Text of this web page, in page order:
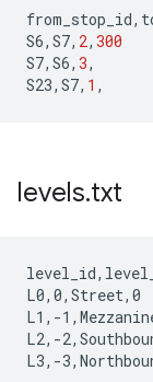
from_stop_id,
S6, S7, 2, 300
S7, S6, 3,
S23, S7, 1 ,
levels.txt
L0,0,Street,0
L1,-
L2,-